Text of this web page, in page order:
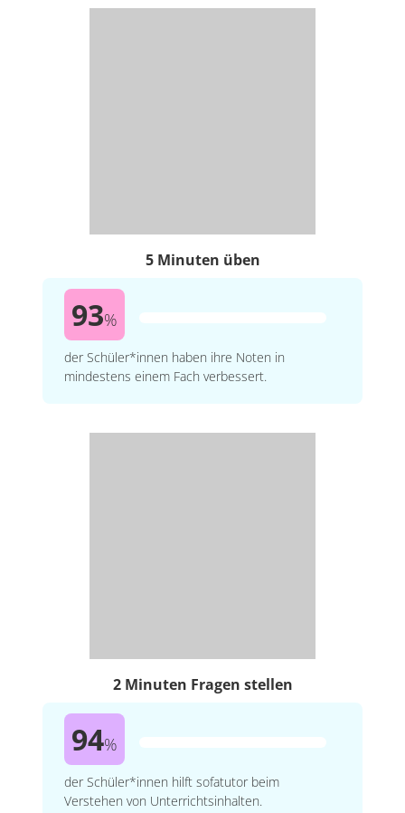
5 Minuten üben
93%
der Schüler*innen haben ihre Noten in
mindestens einem Fach verbessert.
2 Minuten Fragen stellen
94%
der Schüler*innen hilft sofatutor beim
Verstehen von Unterrichtsinhalten.